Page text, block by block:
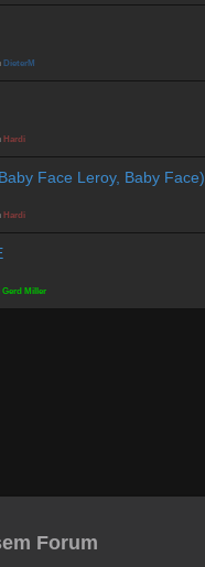
DieterM
Hardi
Face Leroy, Baby Face)
Hardi
Gerd Miller
Forum